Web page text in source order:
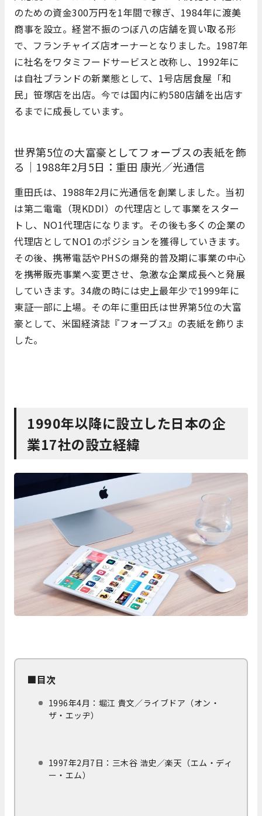
のための資金300万円を1年間で稼ぎ、1984年に渡美
商事を設立。経営不振のつぼ八の店舗を買い取る形
で、フランチャイズ店オーナーとなりました。1987年
に社名をワタミフードサービスと改称し、1992年に
は自社ブランドの新業態として、1号店居食屋「和
民」笹塚店を出店。今では国内に約580店舗を出店す
るまでに成長しています。
世界第5位の大富豪としてフォーブスの表紙を飾
る｜1988年2月5日：重田 康光／光通信
重田氏は、1988年2月に光通信を創業しました。当初
は第二電電（現KDDI）の代理店として事業をスター
トし、NO1代理店になります。その後も多くの企業の
代理店としてNO1のポジションを獲得していきます。
その後、携帯電話やPHSの爆発的普及期に事業の中心
を携帯販売事業へ変更させ、急激な企業成長へと発展
していきます。34歳の時には史上最年少で1999年に
東証一部に上場。その年に重田氏は世界第5位の大富
豪として、米国経済誌『フォーブス』の表紙を飾りま
した。
1990年以降に設立した日本の企
業17社の設立経緯
■目次
1996年4月：堀江 貴文／ライブドア（オン・
ザ・エッヂ）
1997年2月7日：三木谷 浩史／楽天（エム・ディ
ー・エム）